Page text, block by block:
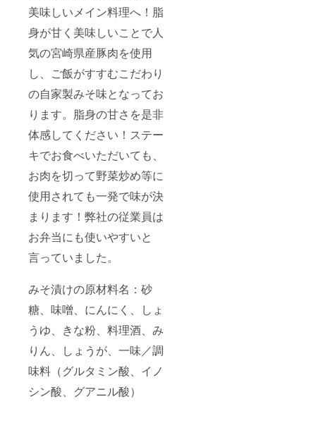
美味しいメイン料理へ！脂
身が甘く美味しいことで人
気の宮崎県産豚肉を使用
し、ご飯がすすむこだわり
の自家製みそ味となってお
ります。脂身の甘さを是非
体感してください！ステー
キでお食べいただいても、
お肉を切って野菜炒め等に
使用されても一発で味が決
まります！弊社の従業員は
お弁当にも使いやすいと
言っていました。
みそ漬けの原材料名：砂
糖、味噌、にんにく、しょ
うゆ、きな粉、料理酒、み
りん、しょうが、一味／調
味料（グルタミン酸、イノ
シン酸、グアニル酸）